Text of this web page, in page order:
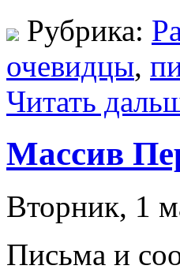
Рубрика:
очевидцы,
Читать
Массив
Вторник, 1
Письма и